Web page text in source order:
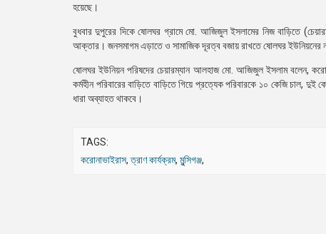
হয়েছে।
বুধবার দুপুরের দিকে ষোলঘর গ্রামে মো. আজিজুল ইসলামের নিজ বাড়িতে
আক্তার। জনসমাগম এড়াতে ও সামাজিক দূরত্ব বজায় রাখতে ষোলঘর ইউনিয়নের
ষোলঘর ইউনিয়ন পরিষদের চেয়ারম্যান আলহাজ মো. আজিজুল ইসলাম বলেন,
কর্মহীন পরিবারের বাড়িতে বাড়িতে গিয়ে প্রত্যেক পরিবারকে ১০ কেজি
ধারা অব্যাহত থাকবে।
TAGS:
করোনাভাইরাস,ত্রাণ কার্যক্রম, মুন্সিগঞ্জ,